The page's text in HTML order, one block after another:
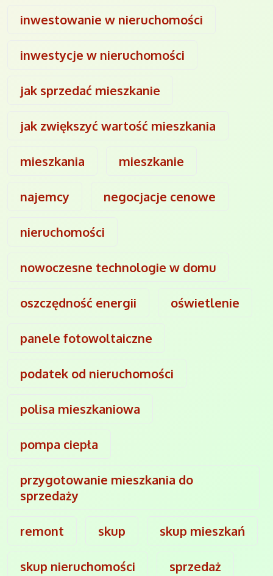
inwestowanie w nieruchomości
inwestycje w nieruchomości
jak sprzedać mieszkanie
jak zwiększyć wartość mieszkania
mieszkania mieszkanie
najemcy negocjacje cenowe
nieruchomości
nowoczesne technologie w domu
oszczędność energii oświetlenie
panele fotowoltaiczne
podatek od nieruchomości
polisa mieszkaniowa
pompa ciepła
przygotowanie mieszkania do
sprzedaży
remont skup skup mieszkań
skup nieruchomości sprzedaż